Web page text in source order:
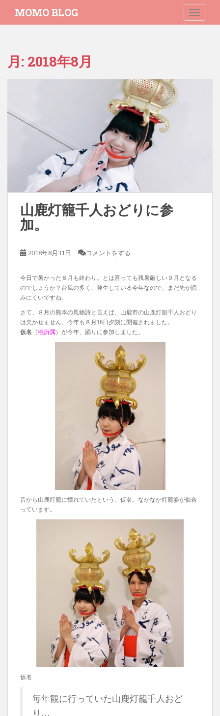
i
MOMO BLOG
月: 2018年8月
山鹿灯籠千人おどりに参
加。
2018年8月31日 コメントをする
今日で暑かった８月も終わり。とは言っても残暑厳しい９月となる
のでしょうか？台風の多く、発生している今年なので、まだ先が読
みにくいですね。
さて、８月の熊本の風物詩と言えば、山鹿市の山鹿灯籠千人おどり
は欠かせません。今年も８月16日夕刻に開催されました。
仮名 （桃所属）が今年、踊りに参加しました。
昔から山鹿灯籠に憧れていたという、仮名。なかなか灯籠姿が似合
っています。
仮名
毎年観に行っていた山鹿灯籠千人おど
り…